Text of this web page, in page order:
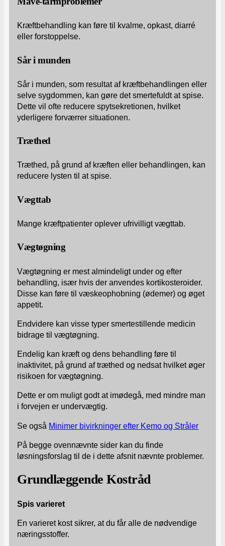
Kræftbehandling kan føre til kvalme, opkast, diarré
eller forstoppelse.
Sår i munden
Sår i munden, som resultat af kræftbehandlingen eller
selve sygdommen, kan gøre det smertefuldt at spise.
Dette vil ofte reducere spytsekretionen, hvilket
yderligere forværrer situationen.
Træthed
Træthed, på grund af kræften eller behandlingen, kan
reducere lysten til at spise.
Vægttab
Mange kræftpatienter oplever ufrivilligt vægttab.
Vægtøgning
Vægtøgning er mest almindeligt under og efter
behandling, især hvis der anvendes kortikosteroider.
Disse kan føre til væskeophobning (ødemer) og øget
appetit.
Endvidere kan visse typer smertestillende medicin
bidrage til vægtøgning.
Endelig kan kræft og dens behandling føre til
inaktivitet, på grund af træthed og nedsat hvilket øger
risikoen for vægtøgning.
Dette er om muligt godt at imødegå, med mindre man
i forvejen er undervægtig.
Se også Minimer bivirkninger efter Kemo og Stråler
På begge ovennævnte sider kan du finde
løsningsforslag til de i dette afsnit nævnte problemer.
Grundlæggende Kostråd
Spis varieret
En varieret kost sikrer, at du får alle de nødvendige
næringsstoffer.